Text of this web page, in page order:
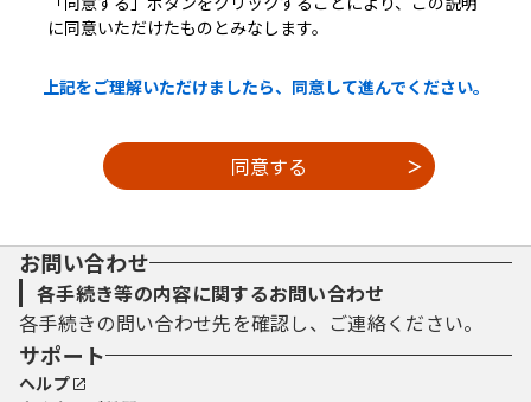
本システムを利用して申請・届出等手続を
ことが必要です。このことを前提に、構成団
体は本システムのサービスを提供します。本
よりこの規約に同意することができない場合
は、本システムをご利用いただくことができ
ません。なお、閲覧のみについても、この規
約に同意されたものとみなします。
に同意いただけたものとみなします。
上記をご理解いただけましたら、同意して進んでください。
お問い合わせ
各手続き等の内容に関するお問い合わせ
各手続きの問い合わせ先を確認し、ご連絡ください。
サポート
ヘルプ